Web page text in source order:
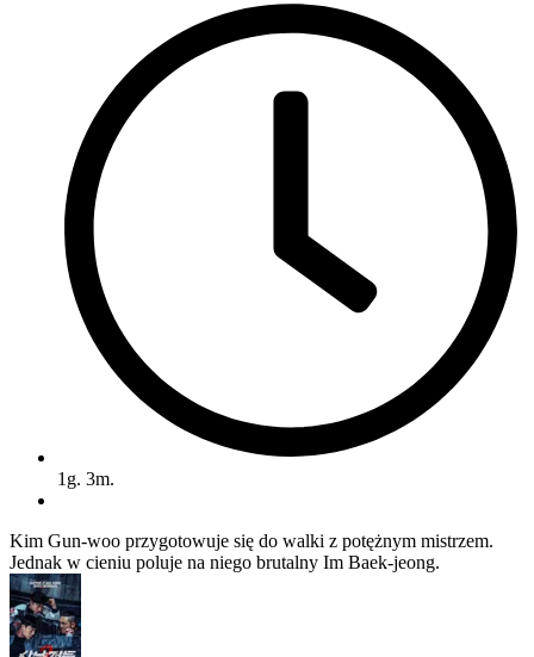
1g. 3m.
Kim Gun-woo przygotowuje się do walki z potężnym mistrzem.
Jednak w cieniu poluje na niego brutalny Im Baek-jeong.